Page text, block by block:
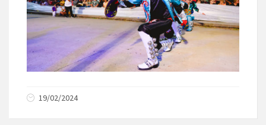
19/02/2024